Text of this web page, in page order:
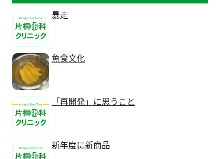
暴走
魚食文化
「再開発」に思うこと
新年度に新商品